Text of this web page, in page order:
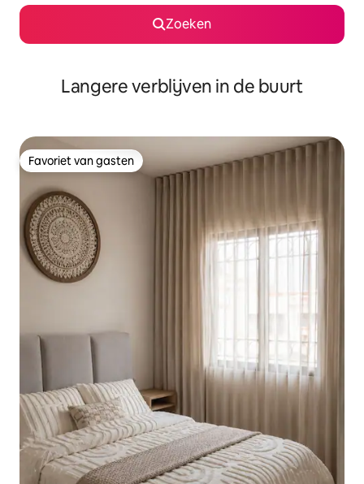
Zoeken
Langere verblijven in de buurt
Favoriet van gasten
Favoriet van gasten